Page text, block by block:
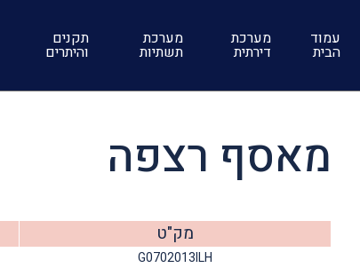
עמוד
הבית
מערכת
דירתית
מערכת
תשתיות
תקנים
והיתרים
מאסף רצפה
מק"ט
G0702013ILH